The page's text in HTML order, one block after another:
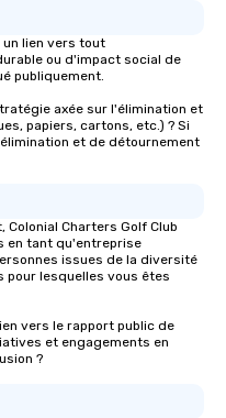
un lien vers tout
ou d'impact social de
publiquement.
axée sur l'élimination et
papiers, cartons, etc.) ? Si
et de détournement
Charters Golf Club
en tant qu'entreprise
issues de la diversité
pour lesquelles vous êtes
vers le rapport public de
et engagements en
?